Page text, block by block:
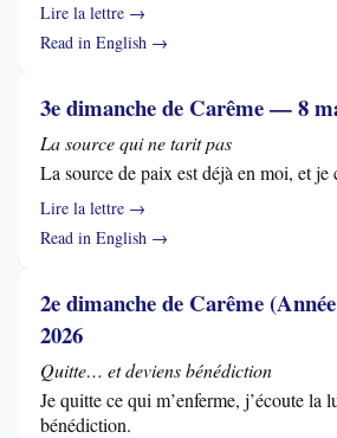
Lire la lettre →
Read in English →
3e dimanche de Carême — 8
La source qui ne tarit pas
La source de paix est déjà en moi, et je
Lire la lettre →
Read in English →
2e dimanche de Carême
2026
Quitte… et deviens bénédiction
Je quitte ce qui m’enferme, j’écoute la
bénédiction.